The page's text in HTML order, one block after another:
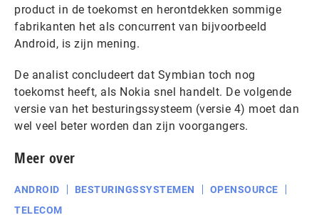
product in de toekomst en herontdekken sommige
fabrikanten het als concurrent van bijvoorbeeld
Android, is zijn mening.
De analist concludeert dat Symbian toch nog
toekomst heeft, als Nokia snel handelt. De volgende
versie van het besturingssysteem (versie 4) moet dan
wel veel beter worden dan zijn voorgangers.
Meer over
ANDROID BESTURINGSSYSTEMEN
OPENSOURCE
TELECOM